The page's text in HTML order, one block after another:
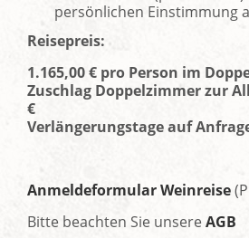
persönlichen Einstimmung
Reisepreis:
1.165,00 € pro Person im
Zuschlag Doppelzimmer zur
€
Verlängerungstage auf
Anmeldeformular Weinreise
Bitte beachten Sie unsereAGB